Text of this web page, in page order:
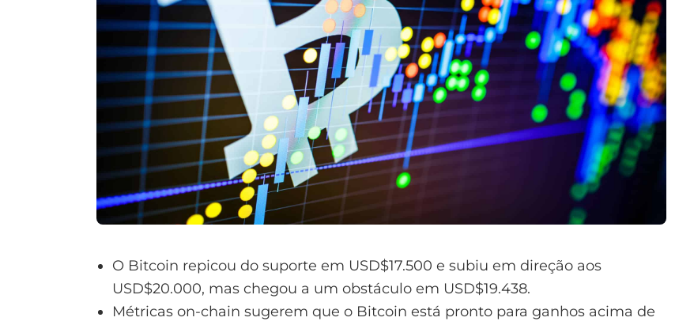
O Bitcoin repicou do suporte em USD$17.500 e subiu em direção aos
USD$20.000, mas chegou a um obstáculo em USD$19.438.
Métricas on-chain sugerem que o Bitcoin está pronto para ganhos acima de